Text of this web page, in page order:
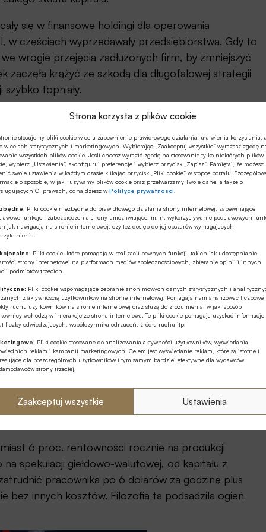
Strona korzysta z plików cookie
stosujemy pliki cookie w celu zapewnienie prawidłowego działania, ułatwienia korzystania, a
w celach statystycznych i marketingowych. Wybierając „Zaakceptuj wszystkie” wyrażasz zgodę
wszystkich plików cookie. Jeśli chcesz wyrazić zgodę na stosowanie tylko niektórych plików
wybierz „Ustawienia”, skonfiguruj preferencje i wybierz przycisk „Zapisz”. Pamiętaj, że możesz
swoje ustawienia w każdym czasie klikając przycisk „Pliki cookie” w stopce portalu.
o sposobie, w jaki używamy plików cookie oraz przetwarzamy Twoje dane, a także o
Ci prawach, odnajdziesz wPolityce prywatności
Pliki cookie niezbędne do prawidłowego działania strony internetowej, zapewniające
funkcje i zabezpieczenia strony umożliwiające, m.in. wykorzystywanie podstawowych
jak nawigacja na stronie internetowej, czy tez dostęp do jej obszarów wymagających
Pliki cookie, które pomagają w realizacji pewnych funkcji, takich jak udostępnianie
strony internetowej na platformach mediów społecznościowych, zbieranie opinii i innych
podmiotów trzecich.
Pliki cookie wspomagające zebranie anonimowych danych statystycznych i
z aktywnością użytkowników na stronie internetowej. Pomagają nam analizować liczbowe
ruchu użytkowników na stronie internetowej oraz służą do zrozumienia, w jaki sposób
wchodzą w interakcje ze stroną internetową. Te pliki cookie pomagają uzyskać informacje
liczby odwiedzających, współczynnika odrzuceń, źródła ruchu itp.
Pliki cookie stosowane do analizowania aktywności użytkowników, wyświetlania
reklam i kampanii marketingowych. Celem jest wyświetlanie reklam, które są istotne i
dla poszczególnych użytkowników i tym samym bardziej efektywne dla wydawców
strony trzeciej.
Zaakceptuj wszystkie Ustawienia
się w finansowe holdingi dla operowania
częściach wyprzedawały przedsiębiorstwa. Gdy to
wrogie przejęcia zadłużonych firm, by zmniejszyć
zaczęła krążyć ze szkodą dla długofalowej strategii
topniały.
się w spekulację giełdową i 97 proc.
procesami gospodarczymi! Na każdego
kapitału. I to jest beczka prochu światowego
jest do zniknięcia 880 bilionów dolarów
niecałe 10 proc. tej kwoty. To określa możliwy
Infrastruktura jako niezbędna stała się
i podziału zintegrowanych firm infrastrukturalnych.
energetyki, kolei, telekomunikacji i
wykaże, że dobrze zarządzane publiczne
tańsze dla użytkownika od prywatnego z dodanym
się ten model ze szkodą dla „mniej
sfery inwestycje publiczne.
w fabryki, laboratoria. Nie zatrudniają armii
filie zagraniczne, spekulacja na giełdach
Praktyczna likwidacja klasy średniej i zduszenie
też niecelowość masowej produkcji.
6 proc. rentowności rocznie na produkcji
spekulacji giełdowo-walutowej, od kapitału z
pracownika po 6 dolarów za godzinę plus
bez innych kosztów. Filozofia ta podsadziła ogień